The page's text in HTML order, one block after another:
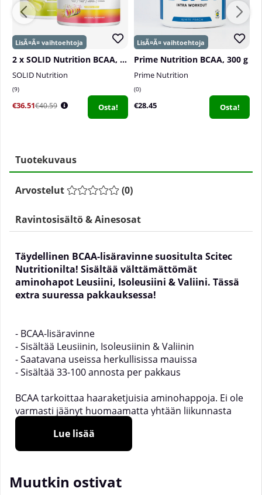
2 x SOLID Nutrition BCAA, 300 g
SOLID Nutrition
9
€36.51€40.59 Osta!
Prime Nutrition BCAA, 300 g
Prime Nutrition
0
€28.45 Osta!
Tuotekuvaus
Arvostelut (0)
Ravintosisältö & Ainesosat
Täydellinen BCAA-lisäravinne suositulta Scitec
Nutritionilta! Sisältää välttämättömät
aminohapot Leusiini, Isoleusiini & Valiini. Tässä
extra suuressa pakkauksessa!
- BCAA-lisäravinne
- Sisältää Leusiinin, Isoleusiinin & Valiinin
- Saatavana useissa herkullisissa mauissa
- Sisältää 33-100 annosta per pakkaus
BCAA tarkoittaa haaraketjuisia aminohappoja. Ei ole
varmasti jäänyt huomaamatta yhtään liikunnasta
kiinnostunutta henkilöä tällä hetkellä, että
haaraketjuiset aminohapot ovat yksi suosituimmista
lisäravinteista. BCAA: t ovat ainoat aminohapot, joilla
muodostavat merkittävän osan kehossa olevista
aminohapoista ja niitä käytetään nyt urheilijoilla
Lue lisää
Muutkin ostivat